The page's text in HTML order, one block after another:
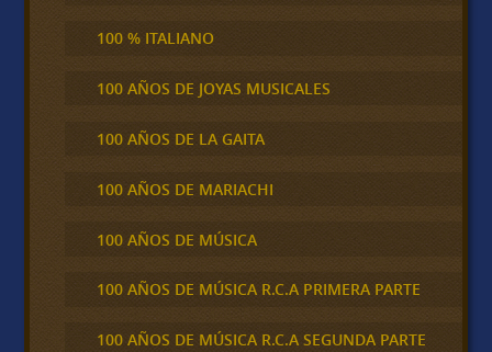
100 % ITALIANO
100 AÑOS DE JOYAS MUSICALES
100 AÑOS DE LA GAITA
100 AÑOS DE MARIACHI
100 AÑOS DE MÚSICA
100 AÑOS DE MÚSICA R.C.A PRIMERA PARTE
100 AÑOS DE MÚSICA R.C.A SEGUNDA PARTE